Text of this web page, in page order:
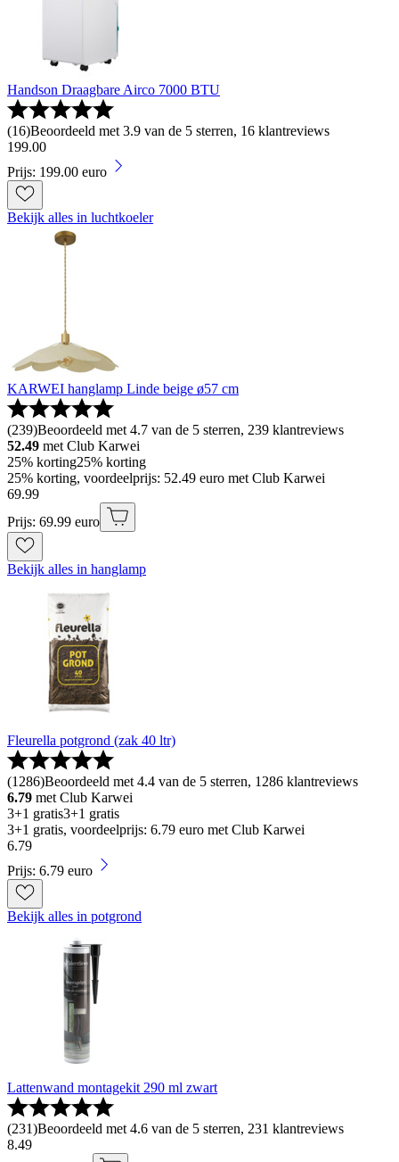
Handson Draagbare Airco 7000 BTU
(16)Beoordeeld met 3.9 van de 5 sterren, 16 klantreviews
199.00
Prijs: 199.00 euro
Bekijk alles in luchtkoeler
KARWEI hanglamp Linde beige ø57 cm
(239)Beoordeeld met 4.7 van de 5 sterren, 239 klantreviews
52.49 met Club Karwei
25% korting25% korting
25% korting, voordeelprijs: 52.49 euro met Club Karwei
69.99
Prijs: 69.99 euro
Bekijk alles in hanglamp
Fleurella potgrond (zak 40 ltr)
(1286)Beoordeeld met 4.4 van de 5 sterren, 1286 klantreviews
6.79 met Club Karwei
3+1 gratis3+1 gratis
3+1 gratis, voordeelprijs: 6.79 euro met Club Karwei
6.79
Prijs: 6.79 euro
Bekijk alles in potgrond
Lattenwand montagekit 290 ml zwart
(231)Beoordeeld met 4.6 van de 5 sterren, 231 klantreviews
8.49